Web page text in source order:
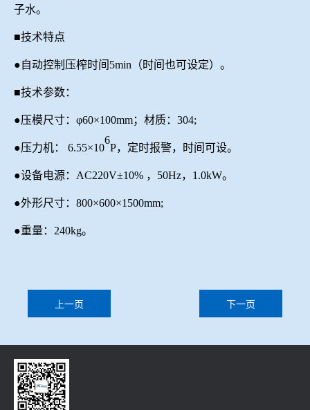
子水。
■技术特点
●自动控制压榨时间5min（时间也可设定）。
■技术参数：
●压模尺寸：φ60×100mm； 材质： 304;
●压力机： 6.55×10
6
P，定时报警，时间可设。
●设备电源：AC220V±10% ， 50Hz， 1.0kW。
●外形尺寸：800×600×1500mm;
●重量：240kg。
上一页 下一页